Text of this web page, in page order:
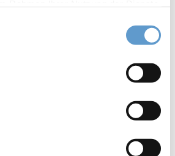
2024 über Dekadenniveau.
2022 (es. 125.000
m² p.a.) sank, stieg das